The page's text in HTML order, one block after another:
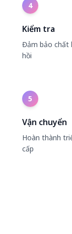
4
Kiểm tra
Đảm bảo chất
hồi
5
Vận chuyển
Hoàn thành
cấp